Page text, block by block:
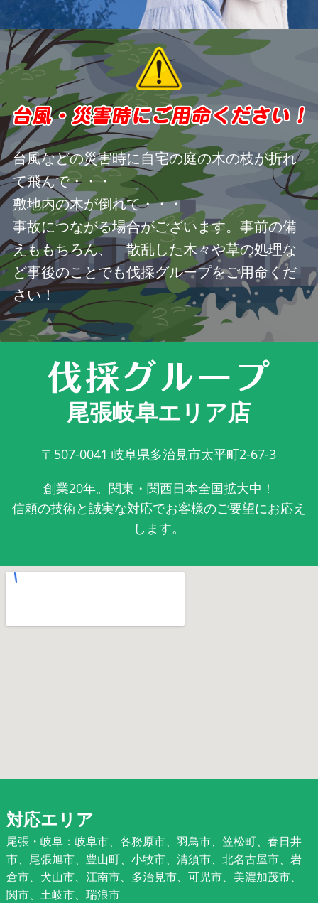
台風などの災害時に自宅の庭の木の枝が折れ
て飛んで・・・
敷地内の木が倒れて・・・
事故につながる場合がございます。事前の備
えももちろん、 散乱した木々や草の処理な
ど事後のことでも伐採グループをご用命くだ
さい！
尾張岐阜エリア店
〒507-0041 岐阜県多治見市太平町2-67-3
創業20年。関東・関西日本全国拡大中！
信頼の技術と誠実な対応でお客様のご要望にお応え
します。
対応エリア
尾張・岐阜：岐阜市、各務原市、羽鳥市、笠松町、春日井
市、尾張旭市、豊山町、小牧市、清須市、北名古屋市、岩
倉市、犬山市、江南市、多治見市、可児市、美濃加茂市、
関市、土岐市、瑞浪市